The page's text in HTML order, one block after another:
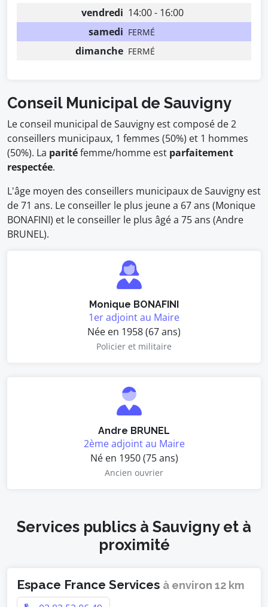
vendredi 14:00 - 16:00
samedi FERMÉ
dimanche FERMÉ
Conseil Municipal de Sauvigny
Le conseil municipal de Sauvigny est composé de 2
conseillers municipaux, 1 femmes (50%) et 1 hommes
(50%). La paritéfemme/homme est parfaitement
respectée.
L'âge moyen des conseillers municipaux de Sauvigny est
de 71 ans. Le conseiller le plus jeune a 67 ans (Monique
BONAFINI) et le conseiller le plus âgé a 75 ans (Andre
BRUNEL).
Monique BONAFINI
1er adjoint au Maire
Née en 1958 (67 ans)
Policier et militaire
Andre BRUNEL
2ème adjoint au Maire
Né en 1950 (75 ans)
Ancien ouvrier
Services publics à Sauvigny et à
proximité
Espace France Services à environ 12 km